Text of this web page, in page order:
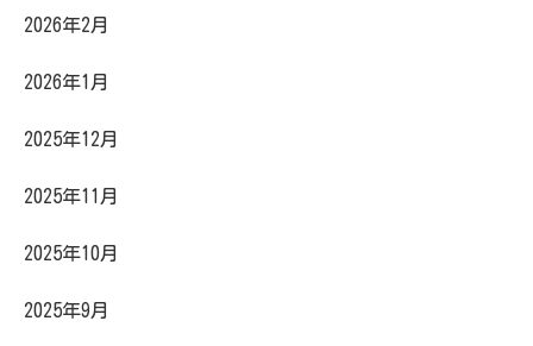
2026年2月
2026年1月
2025年12月
2025年11月
2025年10月
2025年9月